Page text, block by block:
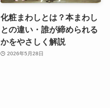
化粧まわしとは？本まわし
との違い・誰が締められる
かをやさしく解説
2026年5月28日